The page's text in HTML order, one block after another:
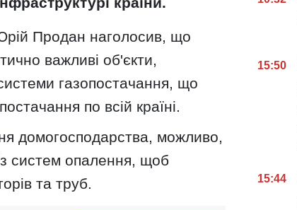
Продан наголосив, що
важливі об'єкти,
газопостачання, що
по всій країні.
домогосподарства, можливо,
систем опалення, щоб
та труб.
15:50
15:44